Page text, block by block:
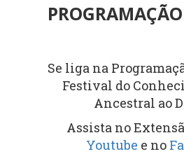
Se liga na
Festival do
Ancestral ao
Assista no
Youtube e no